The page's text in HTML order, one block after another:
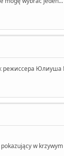
Юлиуша
w